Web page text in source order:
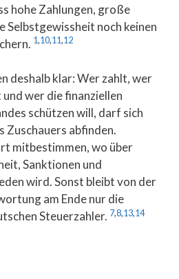
hohe Zahlungen, große
Selbstgewissheit noch keinen
1,10,11,12
deshalb klar: Wer zahlt, wer
wer die finanziellen
schützen will, darf sich
Zuschauers abfinden.
mitbestimmen, wo über
Sanktionen und
wird. Sonst bleibt von der
am Ende nur die
Steuerzahler. 7,8,13,14